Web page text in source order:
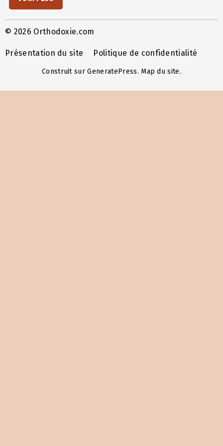
© 2026 Orthodoxie.com
Présentation du site Politique de confidentialité
Construit surGeneratePress. Map du site.